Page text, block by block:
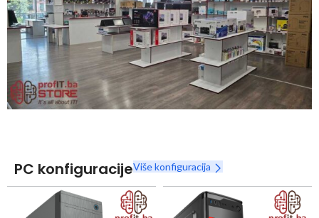
Snaga radnih stanica nikada nije bila povoljnija
Nova Ryzen 7000 serija
Naruči
PC konfiguracijeViše konfiguracija